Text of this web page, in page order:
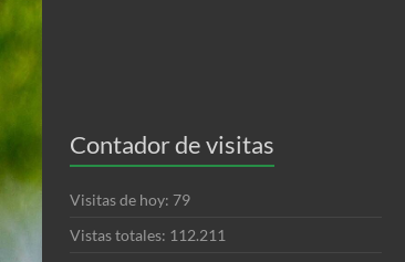
Contador de visitas
Visitas de hoy: 79
Vistas totales: 112.211